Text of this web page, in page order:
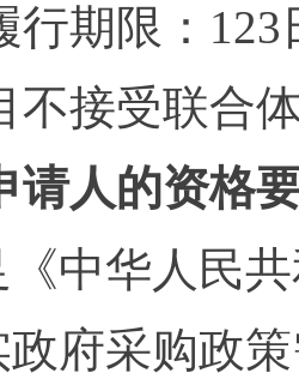
行期限：123
不接受联合
请人的资格
《中华人民
政府采购政